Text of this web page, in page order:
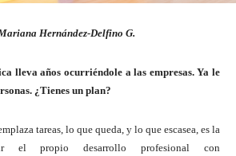
Hernández-Delfino G.
lleva años ocurriéndole a las empresas. Ya le
¿Tienes un plan?
tareas, lo que queda, y lo que escasea, es la
el propio desarrollo profesional con